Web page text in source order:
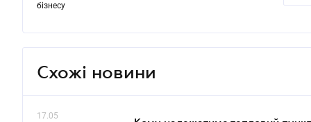
бізнесу
Схожі новини
17.05